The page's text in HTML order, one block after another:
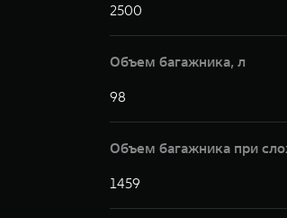
2500
Объем багажника, л
98
Объем багажника при
1459